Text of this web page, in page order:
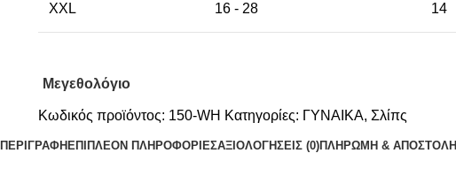
XXL 16 - 28 14
Μεγεθολόγιο
Κωδικός προϊόντος: 150-WH Κατηγορίες: ΓΥΝΑΙΚΑ, Σλίπς
ΠΕΡΙΓΡΑΦΉ ΕΠΙΠΛΈΟΝ ΠΛΗΡΟΦΟΡΊΕΣΑΞΙΟΛΟΓΉΣΕΙΣ (0)ΠΛΗΡΩΜΗ & ΑΠΟΣΤΟΛΗ